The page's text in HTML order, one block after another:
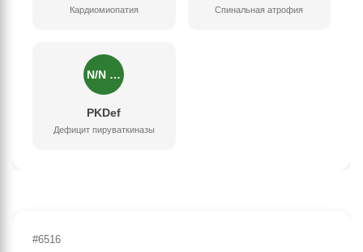
Кардиомиопатия Спинальная атрофия
N/N …
PKDef
Дефицит пируваткиназы
#6516